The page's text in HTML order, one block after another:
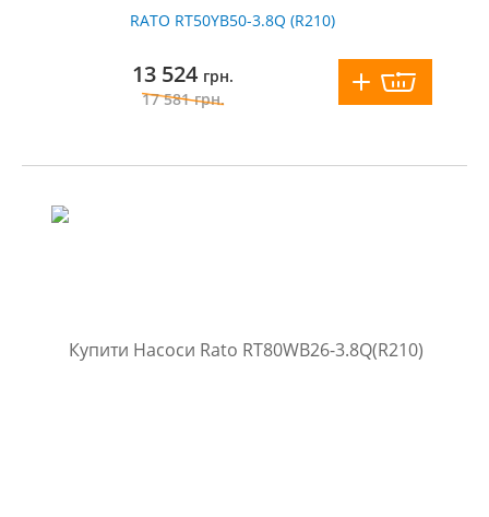
RATO RT50YB50-3.8Q (R210)
13 524 грн.
17 581грн.